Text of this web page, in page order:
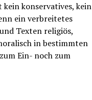
konservatives, kein
ein verbreitetes
Texten religiös,
in bestimmten
Ein- noch zum